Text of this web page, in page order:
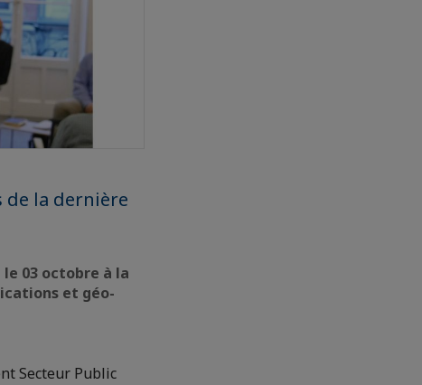
de la dernière
03 octobre à la
et géo-
Secteur Public